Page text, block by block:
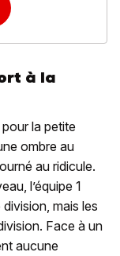
à la
la petite
ombre au
au ridicule.
l’équipe 1
mais les
Face à un
aucune